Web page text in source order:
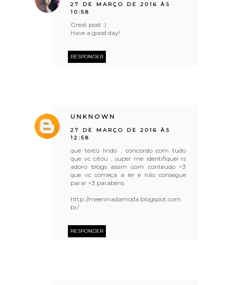
27 DE MARÇO DE 2016 ÀS
10:58
Great post :)
Have a good day!
RESPONDER
UNKNOWN
27 DE MARÇO DE 2016 ÀS
12:58
que texto lindo , concordo com tudo
que vc citou , super me identifiquei rs
adoro blogs assim com conteúdo <3
que vc começa a ler e não consegue
parar <3 parabéns
http://meeninadamoda.blogspot.com.
br/
RESPONDER